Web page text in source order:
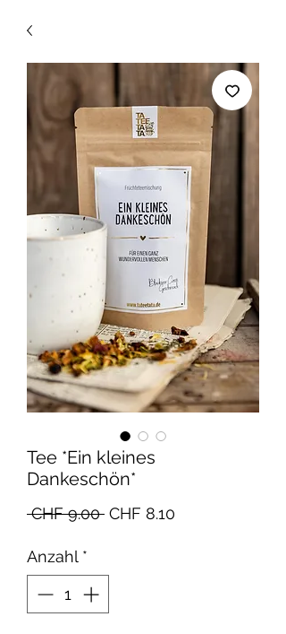
Tee *Ein kleines
Dankeschön*
CHF 9.00 Standardpreis
CHF 8.10
Anzahl *